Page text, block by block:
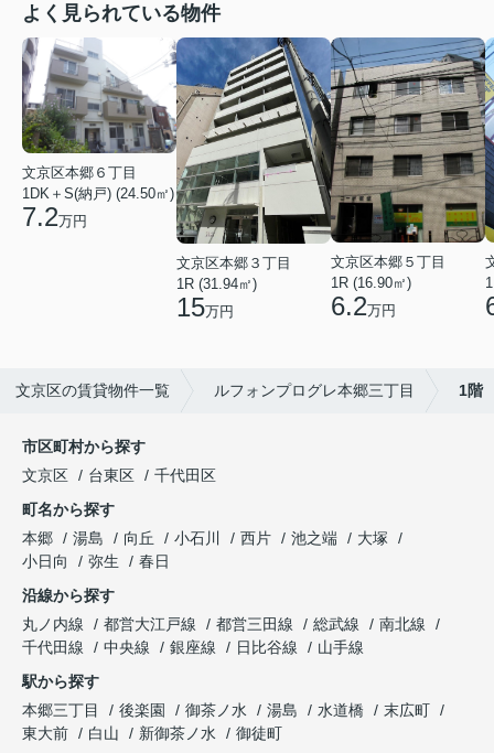
よく見られている物件
文京区本郷６丁目
1DK＋S(納戸) (24.50㎡)
7.2万円
文京区本郷３丁目
1R (31.94㎡)
15万円
文京区本郷５丁目
1R (16.90㎡)
6.2万円
文京区の賃貸物件一覧 ルフォンプログレ本郷三丁目 1階
市区町村から探す
文京区
台東区
千代田区
町名から探す
本郷
湯島 向丘 小石川 西片 池之端
大塚
小日向
弥生
春日
沿線から探す
丸ノ内線
都営大江戸線 都営三田線 総武線
南北線
千代田線
中央線 銀座線 日比谷線
山手線
駅から探す
本郷三丁目
後楽園 御茶ノ水 湯島 水道橋
末広町
東大前
白山 新御茶ノ水 御徒町